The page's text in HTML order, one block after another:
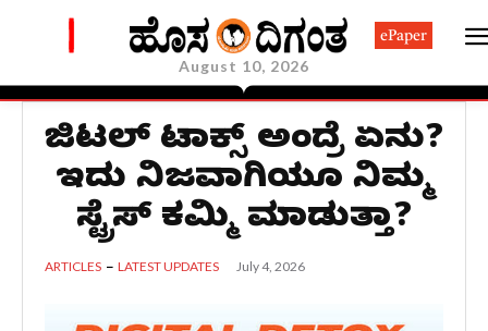
August 10, 2026
ePaper
ಡಿಜಿಟಲ್ ಡಿಟಾಕ್ಸ್ ಅಂದ್ರೆ ಏನು?
ಇದು ನಿಜವಾಗಿಯೂ ನಿಮ್ಮ
ಸ್ಟ್ರೆಸ್ ಕಮ್ಮಿ ಮಾಡುತ್ತಾ?
ARTICLES LATEST UPDATES July 4, 2026